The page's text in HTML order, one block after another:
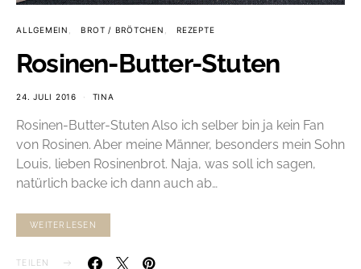
ALLGEMEIN BROT / BRÖTCHEN REZEPTE
Rosinen-Butter-Stuten
24. JULI 2016 TINA
Rosinen-Butter-Stuten Also ich selber bin ja kein Fan
von Rosinen. Aber meine Männer, besonders mein Sohn
Louis, lieben Rosinenbrot. Naja, was soll ich sagen,
natürlich backe ich dann auch ab…
WEITERLESEN
TEILEN